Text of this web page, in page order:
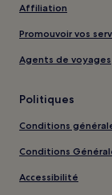
Affiliation
Promouvoir vos
Agents de voyages
Politiques
Conditions
Conditions
Accessibilité